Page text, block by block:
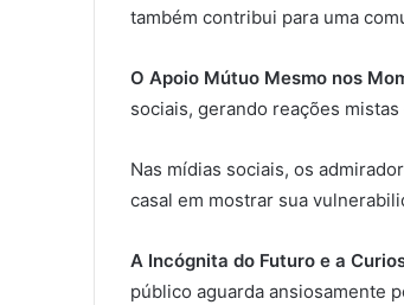
também contribui para uma
O Apoio Mútuo Mesmo nos
sociais, gerando reações
Nas mídias sociais, os
casal em mostrar sua
A Incógnita do Futuro e a
público aguarda ansiosamente